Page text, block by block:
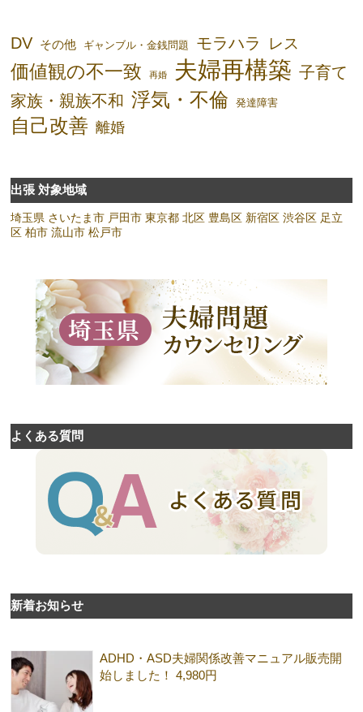
DV その他 ギャンブル・金銭問題 モラハラ レス
価値観の不一致 再婚 夫婦再構築 子育て
家族・親族不和 浮気・不倫 発達障害
自己改善 離婚
出張 対象地域
埼玉県 さいたま市 戸田市 東京都 北区 豊島区 新宿区 渋谷区 足立
区 柏市 流山市 松戸市
よくある質問
新着お知らせ
ADHD・ASD夫婦関係改善マニュアル販売開
始しました！ 4,980円